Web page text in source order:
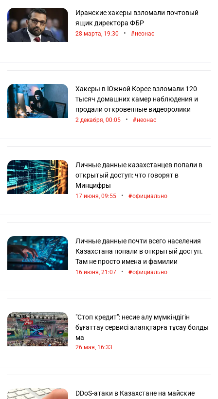
Иранские хакеры взломали почтовый
ящик директора ФБР
28 марта, 19:30 • неонас
Хакеры в Южной Корее взломали 120
тысяч домашних камер наблюдения и
продали откровенные видеоролики
2 декабря, 00:05 • неонас
Личные данные казахстанцев попали в
открытый доступ: что говорят в
Минцифры
17 июня, 09:55 • официально
Личные данные почти всего населения
Казахстана попали в открытый доступ.
Там не просто имена и фамилии
16 июня, 21:07 • официально
"Стоп кредит": несие алу мүмкіндігін
бұғаттау сервисі алаяқтарға тұсау болды
ма
26 мая, 16:33
DDoS-атаки в Казахстане на майские